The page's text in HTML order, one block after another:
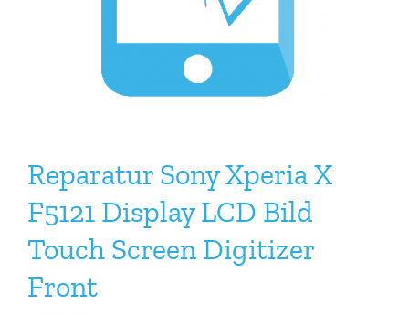
Reparatur Sony Xperia X
F5121 Display LCD Bild
Touch Screen Digitizer
Front